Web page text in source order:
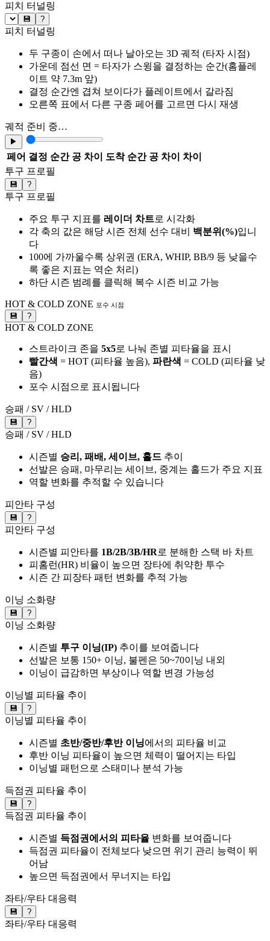
피치 터널링
💾 ?
피치 터널링
두 구종이 손에서 떠나 날아오는 3D 궤적 (타자 시점)
가운데 점선 면 = 타자가 스윙을 결정하는 순간(홈플레
이트 약 7.3m 앞)
결정 순간엔 겹쳐 보이다가 플레이트에서 갈라짐
오른쪽 표에서 다른 구종 페어를 고르면 다시 재생
궤적 준비 중…
▶
페어 결정 순간 공 차이 도착 순간 공 차이
차이
투구 프로필
💾 ?
투구 프로필
주요 투구 지표를 레이더 차트로 시각화
각 축의 값은 해당 시즌 전체 선수 대비 백분위(%)입니
다
100에 가까울수록 상위권 (ERA, WHIP, BB/9 등 낮을수
록 좋은 지표는 역순 처리)
하단 시즌 범례를 클릭해 복수 시즌 비교 가능
HOT & COLD ZONE 포수 시점
💾 ?
HOT & COLD ZONE
스트라이크 존을 5x5로 나눠 존별 피타율을 표시
빨간색 = HOT (피타율 높음), 파란색 = COLD (피타율 낮
음)
포수 시점으로 표시됩니다
승패 / SV / HLD
💾 ?
승패 / SV / HLD
시즌별 승리, 패배, 세이브, 홀드 추이
선발은 승패, 마무리는 세이브, 중계는 홀드가 주요 지표
역할 변화를 추적할 수 있습니다
피안타 구성
💾 ?
피안타 구성
시즌별 피안타를 1B/2B/3B/HR로 분해한 스택 바 차트
피홈런(HR) 비율이 높으면 장타에 취약한 투수
시즌 간 피장타 패턴 변화를 추적 가능
이닝 소화량
💾 ?
이닝 소화량
시즌별 투구 이닝(IP) 추이를 보여줍니다
선발은 보통 150+ 이닝, 불펜은 50~70이닝 내외
이닝이 급감하면 부상이나 역할 변경 가능성
이닝별 피타율 추이
💾 ?
이닝별 피타율 추이
시즌별 초반/중반/후반 이닝에서의 피타율 비교
후반 이닝 피타율이 높으면 체력이 떨어지는 타입
이닝별 패턴으로 스태미나 분석 가능
득점권 피타율 추이
💾 ?
득점권 피타율 추이
시즌별 득점권에서의 피타율 변화를 보여줍니다
득점권 피타율이 전체보다 낮으면 위기 관리 능력이 뛰
어남
높으면 득점권에서 무너지는 타입
좌타/우타 대응력
💾 ?
좌타/우타 대응력